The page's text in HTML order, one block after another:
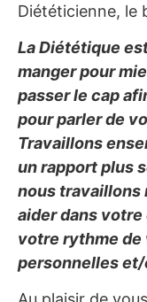
Diététicienne, le
La Diététique
manger pour
passer le cap
pour parler de
Travaillons
un rapport plus
nous travaillons
aider dans votre
votre rythme
personnelles